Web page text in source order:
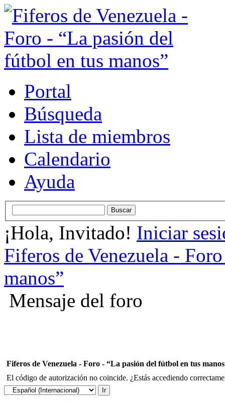
Portal
Búsqueda
Lista de miembros
Calendario
Ayuda
¡Hola, Invitado! Iniciar
Fiferos de Venezuela -
manos”
Mensaje del foro
Fiferos de Venezuela - Foro - “La pasión del fútbol en tus
El código de autorización no coincide. ¿Estás accediendo